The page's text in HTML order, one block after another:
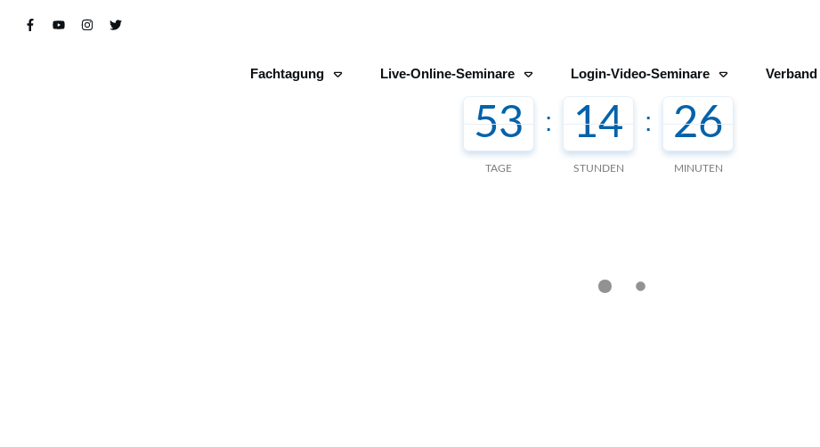
Fachtagung Live-Online-Seminare Login-Video-Seminare Verband
53
TAGE
: 14
STUNDEN
: 26
MINUTEN